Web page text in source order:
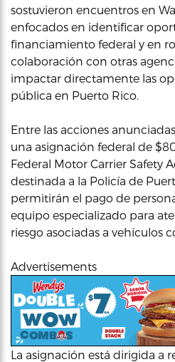
sostuvieron encuentros en
enfocados en identificar
financiamiento federal y en
colaboración con otras
impactar directamente las
pública en Puerto Rico.
Entre las acciones
una asignación federal de
Federal Motor Carrier Safety
destinada a la Policía de
permitirán el pago de
equipo especializado para
riesgo asociadas a vehículos
Advertisements
La asignación está dirigida a